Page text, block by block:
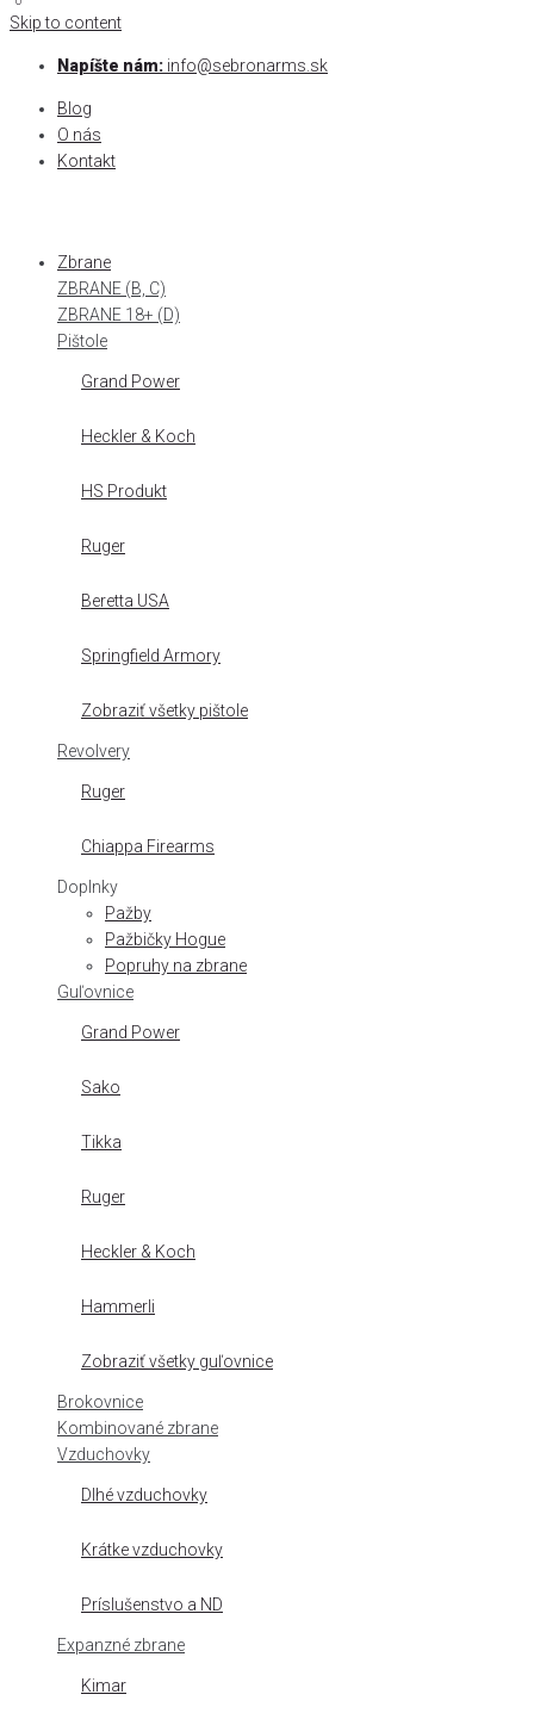
Skip to content
Napíšte nám: info@sebronarms.sk
Blog
O nás
Kontakt
Zbrane
ZBRANE (B, C)
ZBRANE 18+ (D)
Pištole
Grand Power
Heckler & Koch
HS Produkt
Ruger
Beretta USA
Springfield Armory
Zobraziť všetky pištole
Revolvery
Ruger
Chiappa Firearms
Doplnky
Pažby
Pažbičky Hogue
Popruhy na zbrane
Guľovnice
Grand Power
Sako
Tikka
Ruger
Heckler & Koch
Hammerli
Zobraziť všetky guľovnice
Brokovnice
Kombinované zbrane
Vzduchovky
Dlhé vzduchovky
Krátke vzduchovky
Príslušenstvo a ND
Expanzné zbrane
Kimar